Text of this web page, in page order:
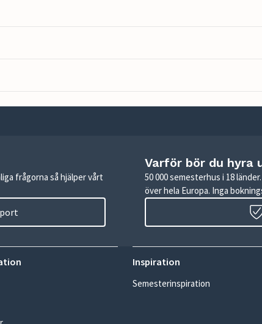
frågorna så hjälper vårt
Varför bör du hyra
50 000 semesterhus i 18
över hela Europa. Inga
Inspiration
Semesterinspiration